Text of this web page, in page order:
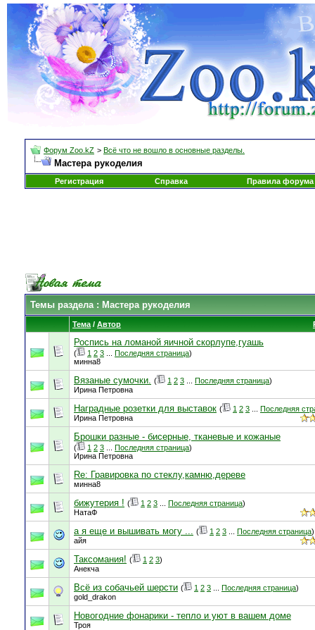
Форум Zoo.kZ > Всё что не вошло в основные разделы.
Мастера рукоделия
Регистрация Справка Правила форума
Темы раздела: Мастера рукоделия
Тема / Автор
Роспись на ломаной яичной скорлупе,гуашь
( 1 2 3 Последняя страница)
минна8
Вязаные сумочки. ( 1 2 3 Последняя страница)
Ирина Петровна
Наградные розетки для выставок ( 1 2 3
Последняя
Ирина Петровна
Брошки разные - бисерные, тканевые и кожаные
( 1 2 3 Последняя страница)
Ирина Петровна
Re: Гравировка по стеклу,камню,дереве
минна8
бижутерия ! ( 1 2 3 Последняя страница)
НатаФ
а я еще и вышивать могу ... ( 1 2 3 Последняя страница)
айя
Таксомания! ( 1 2 3)
Анекча
Всё из собачьей шерсти ( 1 2 3 Последняя страница)
gold_drakon
Новогодние фонарики - тепло и уют в вашем доме
Троя